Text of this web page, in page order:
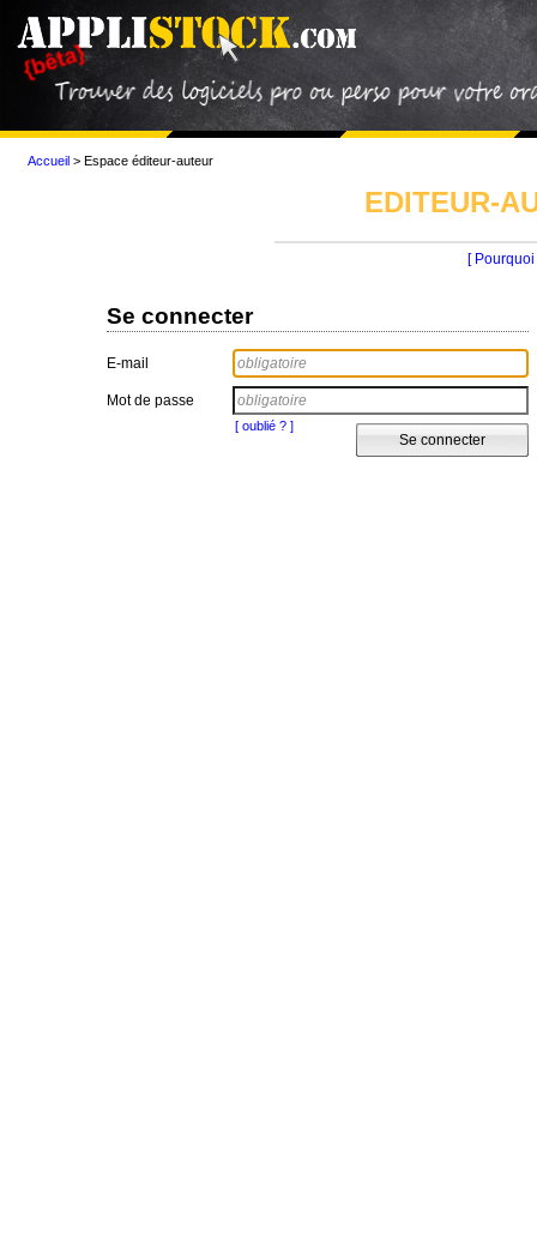
Accueil > Espace éditeur-auteur
EDITEUR-
[
Se connecter
E-mail
Mot de passe
[ oublié ? ]
Se connecter